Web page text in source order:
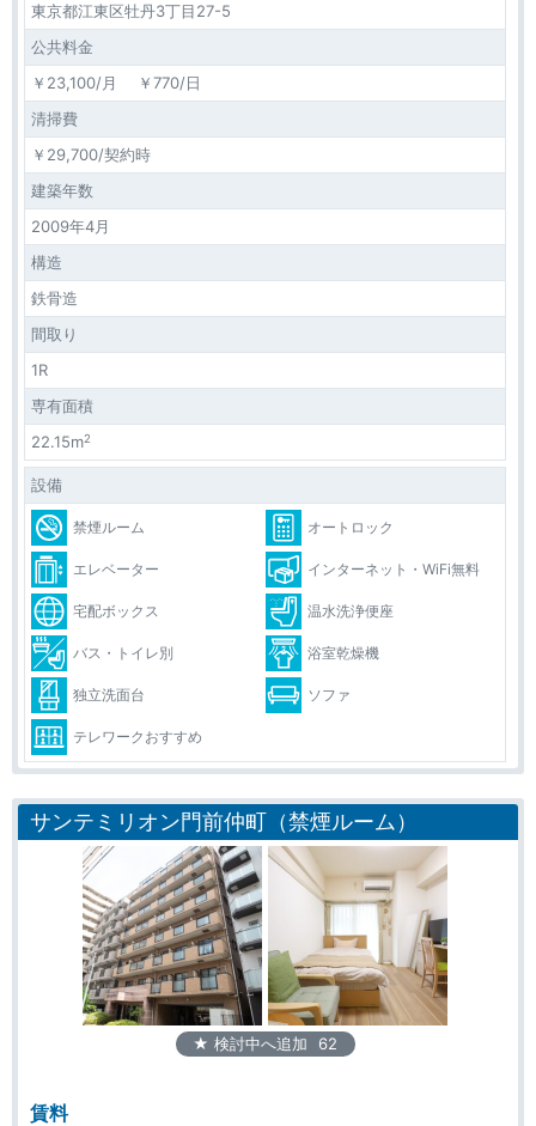
東京都江東区牡丹3丁目27-5
公共料金
￥23,100/月 ￥770/日
清掃費
￥29,700/契約時
建築年数
2009年4月
構造
鉄骨造
間取り
1R
専有面積
22.15m2
設備
禁煙ルーム オートロック
エレベーター インターネット・WiFi無料
宅配ボックス 温水洗浄便座
バス・トイレ別 浴室乾燥機
独立洗面台 ソファ
テレワークおすすめ
サンテミリオン門前仲町（禁煙ルーム）
★ 検討中へ追加 62
賃料